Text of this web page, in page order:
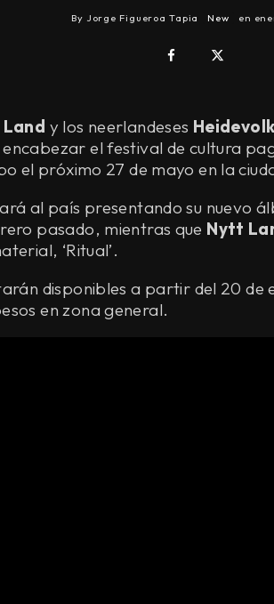
By Jorge Figueroa Tapia New en
y los neerlandeses Heidevolk
el festival de cultura
el próximo 27 de mayo en la
al país presentando su nuevo
pasado, mientras que Nytt
‘Ritual’.
disponibles a partir del 20 de
en zona general.